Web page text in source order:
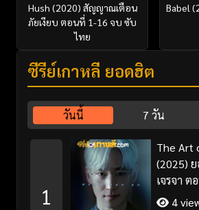
Hush (2020) สัญญาณเตือน
ภัยเงียบ ตอนที่ 1-16 จบ ซับ
ไทย
Babel
ซีรี่ย์เกาหลี ยอดฮิต
วันนี้ 7 วัน
1
The Art
(2025)
เจรจา ต
พากย์ไท
4